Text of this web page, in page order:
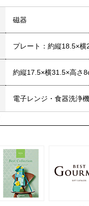
磁器
プレート：約縦18.5×
約縦17.5×横31.5×高さ
電子レンジ・食器洗浄